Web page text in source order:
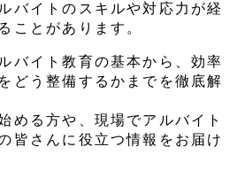
バイトのスキルや対応力が経
ことがあります。
バイト教育の基本から、効率
どう整備するかまでを徹底解
める方や、現場でアルバイト
皆さんに役立つ情報をお届け